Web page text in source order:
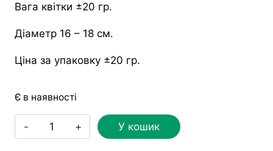
Вага квітки ±20 гр.
Діаметр 16 – 18 см.
Ціна за упаковку ±20 гр.
Є в наявності
Гортензія
стабілізована
У кошик